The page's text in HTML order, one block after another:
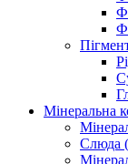
Мінеральна
Слюда